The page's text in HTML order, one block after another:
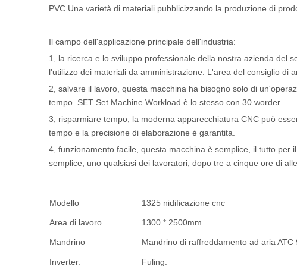
PVC Una varietà di materiali pubblicizzando la produzione di
Il campo dell'applicazione principale dell'industria:
1, la ricerca e lo sviluppo professionale della nostra azienda del
l'utilizzo dei materiali da amministrazione. L'area del consiglio di
2, salvare il lavoro, questa macchina ha bisogno solo di
tempo. SET Set Machine Workload è lo stesso con 30 worder.
3, risparmiare tempo, la moderna apparecchiatura CNC può
tempo e la precisione di elaborazione è garantita.
4, funzionamento facile, questa macchina è semplice, il tutto
semplice, uno qualsiasi dei lavoratori, dopo tre a cinque ore di
Modello 1325 nidificazione cnc
Area di lavoro 1300 * 2500mm.
Mandrino Mandrino di raffreddamento ad aria ATC
Inverter. Fuling.